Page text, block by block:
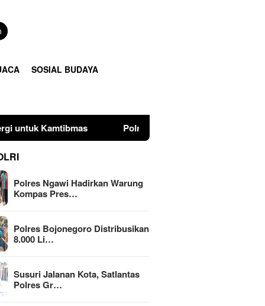
SOSIAL BUDAYA
Polres Bojonegoro Distribusikan 8.000 Liter Air
Polres Ngawi Hadirkan Warung
Kompas Pres…
Polres Bojonegoro Distribusikan
8.000 Li…
Susuri Jalanan Kota, Satlantas
Polres Gr…